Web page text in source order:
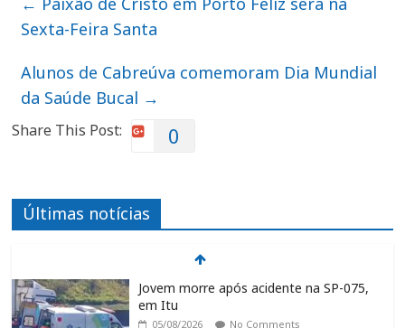
Sexta-Feira Santa
Alunos de Cabreúva comemoram Dia Mundial
da Saúde Bucal →
Share This Post: 0
Últimas notícias
Jovem morre após acidente na SP-075,
em Itu
05/08/2026 No Comments